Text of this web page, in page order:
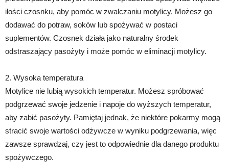
ilości czosnku, aby pomóc w zwalczaniu motylicy. Możesz go
dodawać do potraw, soków lub spożywać w postaci
suplementów. Czosnek działa jako naturalny środek
odstraszający pasożyty i może pomóc w eliminacji motylicy.
2. Wysoka temperatura
Motylice nie lubią wysokich temperatur. Możesz spróbować
podgrzewać swoje jedzenie i napoje do wyższych temperatur,
aby zabić pasożyty. Pamiętaj jednak, że niektóre pokarmy mogą
stracić swoje wartości odżywcze w wyniku podgrzewania, więc
zawsze sprawdzaj, czy jest to odpowiednie dla danego produktu
spożywczego.